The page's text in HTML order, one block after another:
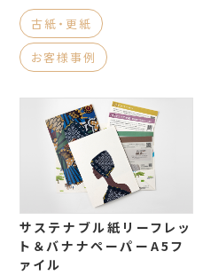
古紙・更紙
お客様事例
サステナブル紙リーフレッ
ト＆バナナペーパーA5フ
ァイル